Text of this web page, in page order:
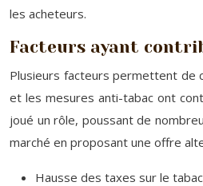
les acheteurs.
Facteurs ayant
Plusieurs facteurs permettent de
et les mesures anti-tabac ont
joué un rôle, poussant de
marché en proposant une offre
Hausse des taxes sur le tabac